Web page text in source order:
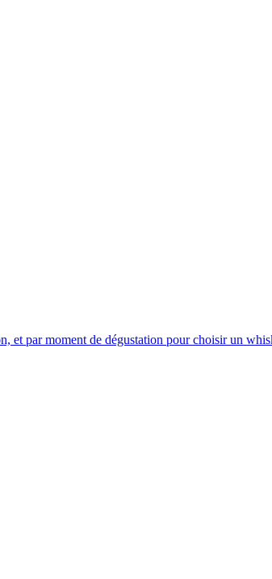
et par moment de dégustation pour choisir un